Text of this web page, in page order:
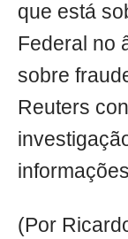
que está
Federal no
sobre
Reuters
(Por